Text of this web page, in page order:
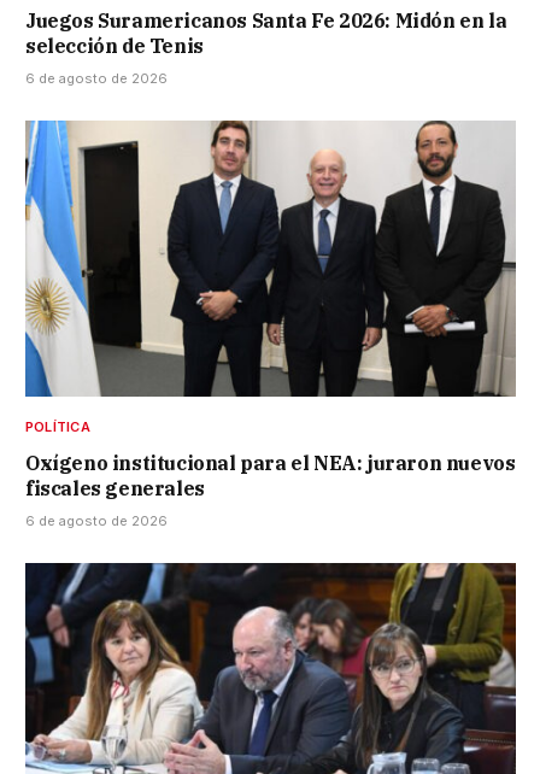
Juegos Suramericanos Santa Fe 2026: Midón en la
selección de Tenis
6 de agosto de 2026
POLÍTICA
Oxígeno institucional para el NEA: juraron nuevos
fiscales generales
6 de agosto de 2026